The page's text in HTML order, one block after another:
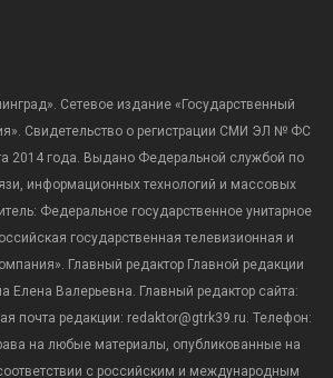
Сетевое издание «Государственный
Свидетельство о регистрации СМИ ЭЛ № ФС
2014 года. Выдано Федеральной службой по
информационных технологий и массовых
Федеральное государственное унитарное
государственная телевизионная и
Главный редактор Главной редакции
Елена Валерьевна. Главный редактор сайта:
почта редакции: redaktor@gtrk39.ru. Телефон:
на любые материалы, опубликованные на
с российским и международным